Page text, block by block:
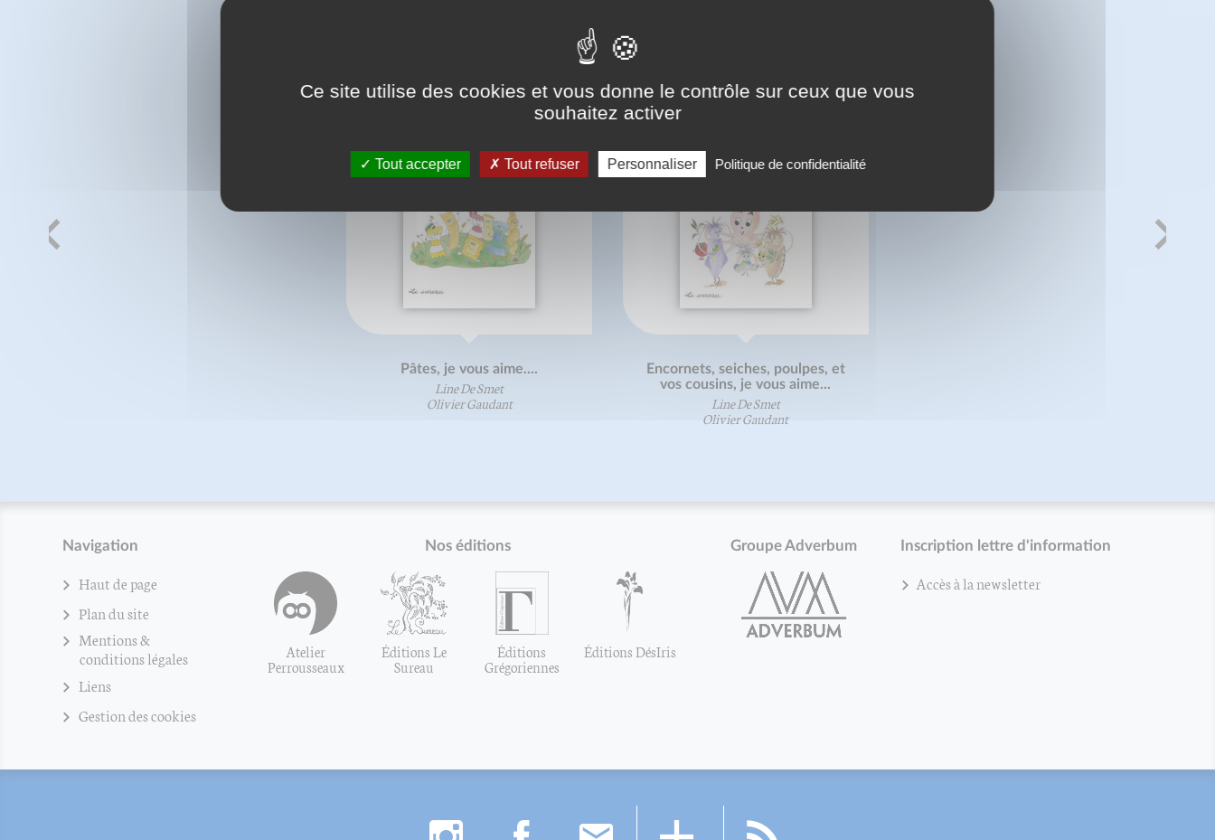
BIBLIOGRAPHIE
Pâtes, je vous aime....
Line De Smet
Olivier Gaudant
Encornets, seiches, poulpes, et
vos cousins, je vous aime...
Line De Smet
Olivier Gaudant
Navigation
Haut de page
Plan du site
Mentions &
conditions légales
Liens
Gestion des cookies
Nos éditions
Atelier
Perrousseaux
Éditions Le
Sureau
Éditions
Grégoriennes
Éditions DésIris
Groupe Adverbum Inscription lettre d'information
Accès à la newsletter
Ce site utilise des cookies et vous donne le contrôle sur ceux que vous
souhaitez activer
Tout accepter Tout refuser Personnaliser Politique de confidentialité